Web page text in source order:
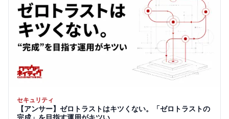
セキュリティ
【アンサー】ゼロトラストはキツくない。「ゼロトラストの